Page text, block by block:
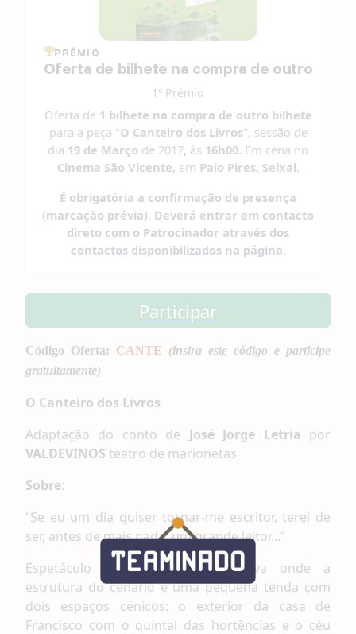
PRÉMIO
Oferta de bilhete na compra de outro
1º Prémio
Oferta de 1 bilhete na compra de outro bilhete
para a peça "O Canteiro dos Livros", sessão de
dia 19 de Março de 2017, às 16h00. Em cena no
Cinema São Vicente, em Paio Pires, Seixal.
É obrigatória a confirmação de presença
(marcação prévia). Deverá entrar em contacto
direto com o Patrocinador através dos
contactos disponibilizados na página.
Participar
Código Oferta: CANTE (insira este código e participe
gratuitamente)
O Canteiro dos Livros
Adaptação do conto de José Jorge Letria por
VALDEVINOS teatro de marionetas
Sobre:
“Se eu um dia quiser tornar-me escritor, terei de
ser, antes de mais nada, um grande leitor...”
Espetáculo de marionetas de luva onde a
estrutura do cenário é uma pequena tenda com
dois espaços cénicos: o exterior da casa de
Francisco com o quintal das hortências e o céu